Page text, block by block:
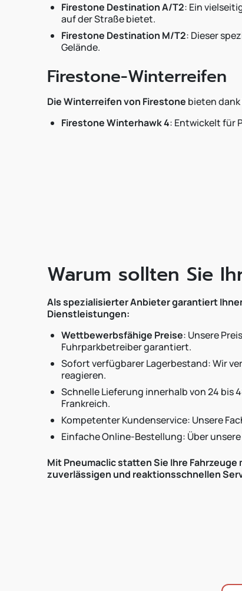
Firestone Destination A/T2: Ein
auf der Straße bietet.
Firestone Destination M/T2: Dieser
Gelände.
Firestone-Winterreifen
Die Winterreifen von Firestone bieten
Firestone Winterhawk 4: Entwickelt für
Warum sollten Sie
Als spezialisierter Anbieter garantiert
Dienstleistungen:
Wettbewerbsfähige Preise: Unsere
Fuhrparkbetreiber garantiert.
Sofort verfügbarer Lagerbestand: Wir
reagieren.
Schnelle Lieferung innerhalb von 24 bis
Frankreich.
Kompetenter Kundenservice: Unsere
Einfache Online-Bestellung: Über
Mit Pneumaclic statten Sie Ihre
zuverlässigen und reaktionsschnellen